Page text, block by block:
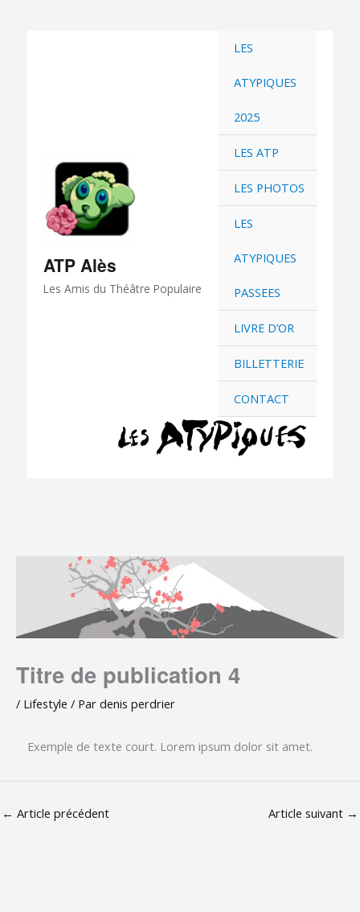
ATP Alès
Les Amis du Théâtre Populaire
LES
ATYPIQUES
2025
LES ATP
LES PHOTOS
LES
ATYPIQUES
PASSEES
LIVRE D’OR
BILLETTERIE
CONTACT
Titre de publication 4
/ Lifestyle / Par denis perdrier
Exemple de texte court. Lorem ipsum dolor sit amet.
← Article précédent Article suivant →